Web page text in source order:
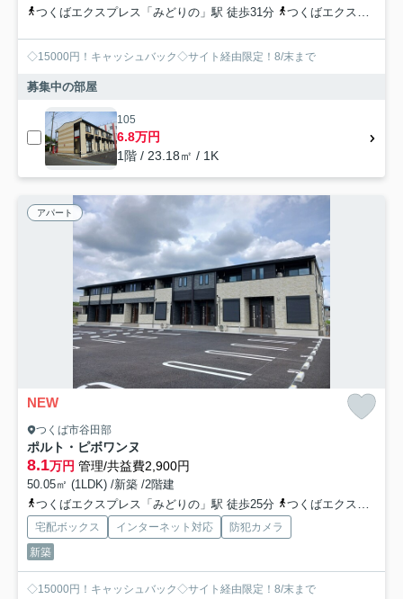
つくばエクスプレス「みどりの」駅 徒歩31分
つくばエクスプレス「万博記念公園」駅 徒歩49分
◇15000円！キャッシュバック◇サイト経由限定！8/末まで
募集中の部屋
105
6.8万円
1階 / 23.18㎡ / 1K
アパート
NEW
つくば市谷田部
ポルト・ピボワンヌ
8.1万円 管理/共益費2,900円
50.05㎡ (1LDK) /新築 /2階建
つくばエクスプレス「みどりの」駅 徒歩25分
つくばエクスプレス「万博記念公園」駅 徒歩27分
宅配ボックス インターネット対応
防犯カメラ
新築
◇15000円！キャッシュバック◇サイト経由限定！8/末まで